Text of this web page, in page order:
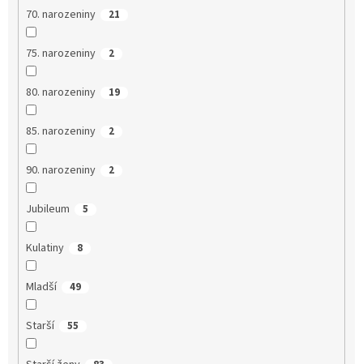
70. narozeniny 21
75. narozeniny 2
80. narozeniny 19
85. narozeniny 2
90. narozeniny 2
Jubileum 5
Kulatiny 8
Mladší 49
Starší 55